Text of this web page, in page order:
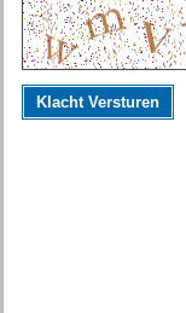
Klacht Versturen